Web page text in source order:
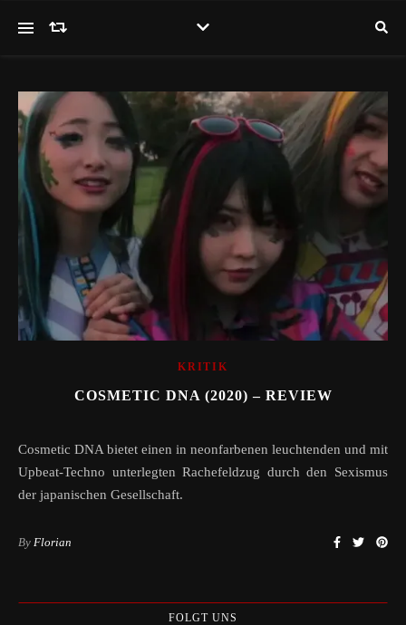
KRITIK
COSMETIC DNA (2020) – REVIEW
Cosmetic DNA bietet einen in neonfarbenen leuchtenden und mit
Upbeat-Techno unterlegten Rachefeldzug durch den Sexismus
der japanischen Gesellschaft.
By Florian
FOLGT UNS